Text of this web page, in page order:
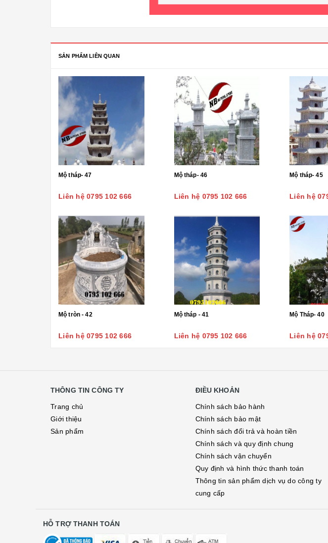
SẢN PHẨM LIÊN QUAN
Mộ tháp- 47
Liên hệ 0795 102 666
Mộ tháp- 46
Liên hệ 0795 102 666
Mộ tháp- 45
Liên hệ
Mộ tròn - 42
Liên hệ 0795 102 666
Mộ tháp - 41
Liên hệ 0795 102 666
Mộ Tháp- 40
Liên hệ
THÔNG TIN CÔNG TY
Trang chủ
Giới thiệu
Sản phẩm
ĐIỀU KHOẢN
Chính sách bảo hành
Chính sách bảo mật
Chính sách đổi trả và hoàn tiền
Chính sách và quy định chung
Chính sách vận chuyển
Quy định và hình thức thanh toán
Thông tin sản phẩm dịch vụ do công ty
cung cấp
HỖ TRỢ THANH TOÁN